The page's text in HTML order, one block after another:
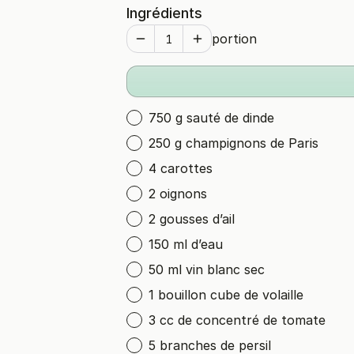
Ingrédients
portion
750 g sauté de dinde
250 g champignons de Paris
4 carottes
2 oignons
2 gousses d’ail
150 ml d’eau
50 ml vin blanc sec
1 bouillon cube de volaille
3 cc de concentré de tomate
5 branches de persil